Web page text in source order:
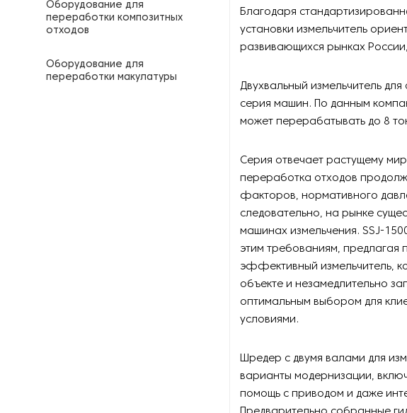
Оборудование для
переработки композитных
отходов
Оборудование для
переработки макулатуры
Благодаря
установки измельчитель
развивающихся рынках
Двухвальный измельчитель
серия машин. По данным
может перерабатывать до 8
Серия отвечает растущему
переработка отходов
факторов, нормативного
следовательно, на рынке
машинах измельчения. SSJ-
этим требованиям, предлагая
эффективный измельчитель,
объекте и незамедлительно
оптимальным выбором для
условиями.
Шредер с двумя валами для
варианты модернизации,
помощь с приводом и даже